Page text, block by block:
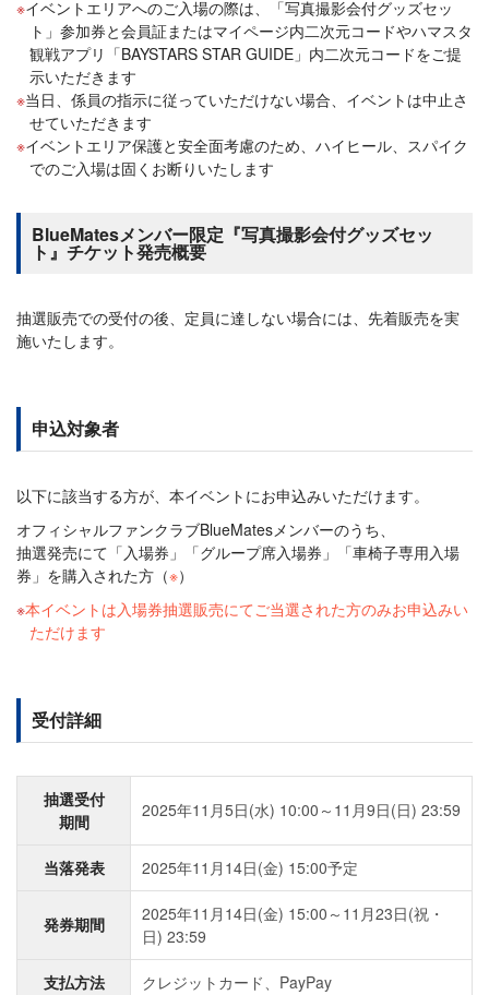
イベントエリアへのご入場の際は、「写真撮影会付グッズセッ
ト」参加券と会員証またはマイページ内二次元コードやハマスタ
観戦アプリ「BAYSTARS STAR GUIDE」内二次元コードをご提
示いただきます
当日、係員の指示に従っていただけない場合、イベントは中止さ
せていただきます
イベントエリア保護と安全面考慮のため、ハイヒール、スパイク
でのご入場は固くお断りいたします
BlueMatesメンバー限定『写真撮影会付グッズセッ
ト』チケット発売概要
抽選販売での受付の後、定員に達しない場合には、先着販売を実
施いたします。
申込対象者
以下に該当する方が、本イベントにお申込みいただけます。
オフィシャルファンクラブBlueMatesメンバーのうち、
抽選発売にて「入場券」「グループ席入場券」「車椅子専用入場
券」を購入された方（※）
本イベントは入場券抽選販売にてご当選された方のみお申込みい
ただけます
受付詳細
抽選受付
期間
2025年11月5日(水) 10:00～11月9日(日) 23:59
当落発表 2025年11月14日(金) 15:00予定
発券期間
2025年11月14日(金) 15:00～11月23日(祝・
日) 23:59
支払方法 クレジットカード、PayPay